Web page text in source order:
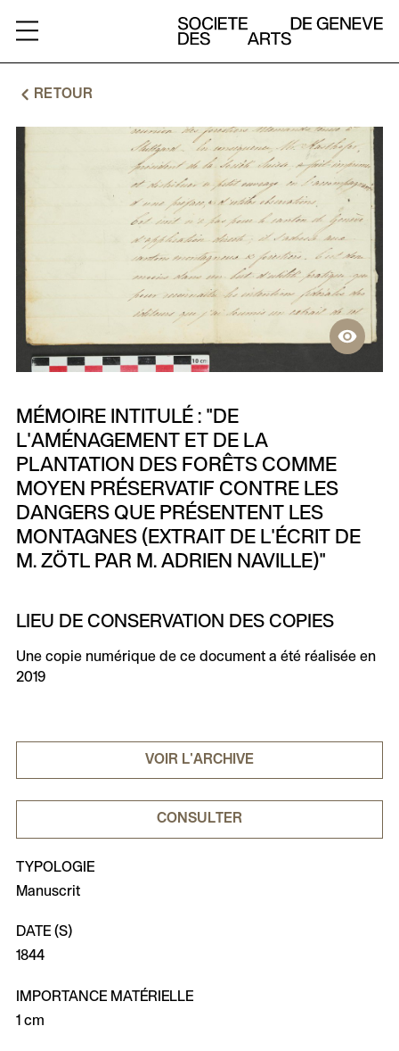
ARCHIVES
CONTACT
RETOUR
MÉMOIRE INTITULÉ : "DE
L'AMÉNAGEMENT ET DE LA
PLANTATION DES FORÊTS COMME
MOYEN PRÉSERVATIF CONTRE LES
DANGERS QUE PRÉSENTENT LES
MONTAGNES (EXTRAIT DE L'ÉCRIT DE
M. ZÖTL PAR M. ADRIEN NAVILLE)"
LIEU DE CONSERVATION DES COPIES
Une copie numérique de ce document a été réalisée en
2019
VOIR L'ARCHIVE
CONSULTER
TYPOLOGIE
Manuscrit
DATE (S)
1844
IMPORTANCE MATÉRIELLE
1 cm